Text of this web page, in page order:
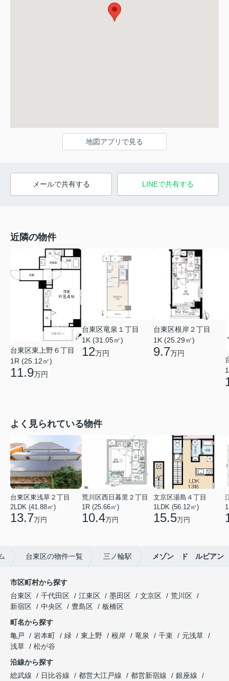
地図アプリで見る
メールで共有する LINEで共有する
近隣の物件
台東区東上野６丁目
1R (25.12㎡)
11.9万円
台東区竜泉１丁目
1K (31.05㎡)
12万円
台東区根岸２丁目
1K (25.29㎡)
9.7万円
よく見られている物件
台東区東浅草２丁目
2LDK (41.88㎡)
13.7万円
荒川区西日暮里２丁目
1R (25.66㎡)
10.4万円
文京区湯島４丁目
1LDK (56.12㎡)
15.5万円
台東区の物件一覧 三ノ輪駅 メゾン ド ルビアン
市区町村から探す
台東区
千代田区 江東区 墨田区 文京区
荒川区
新宿区
中央区 豊島区
板橋区
町名から探す
亀戸
岩本町 緑 東上野 根岸 竜泉 千束
元浅草
浅草
松が谷
沿線から探す
総武線
日比谷線 都営大江戸線 都営新宿線
銀座線